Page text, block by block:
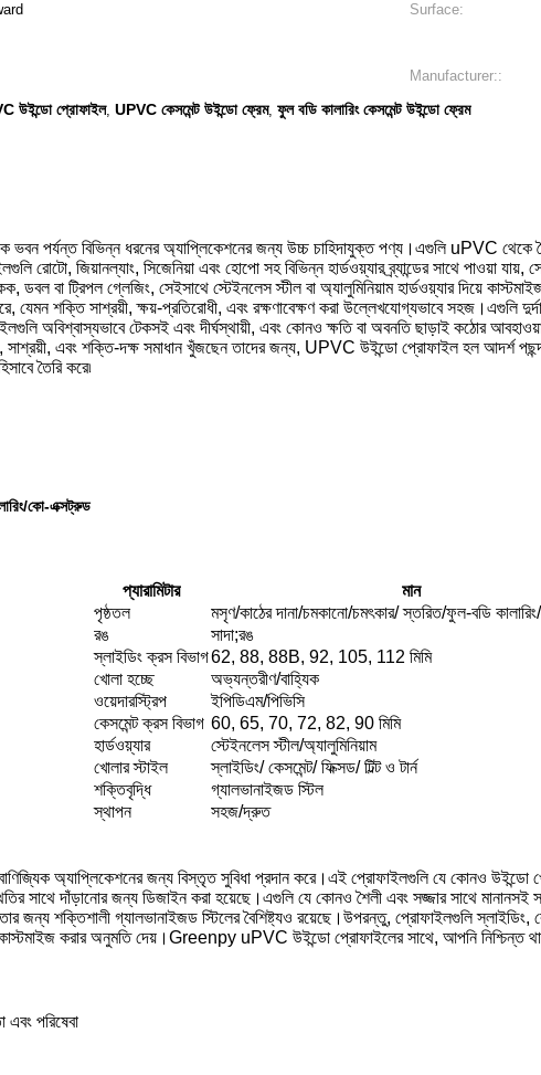
Surface:
Manufacturer::
উইন্ডো প্রোফাইল, UPVC কেসমেন্ট উইন্ডো ফ্রেম, ফুল বডি কালারিং কেসমেন্ট উইন্ডো ফ্রেম
পর্যন্ত বিভিন্ন ধরনের অ্যাপ্লিকেশনের জন্য উচ্চ চাহিদাযুক্ত পণ্য।এগুলি uPVC থেকে
জিয়ানল্যাং, সিজেনিয়া এবং হোপো সহ বিভিন্ন হার্ডওয়্যার ব্র্যান্ডের সাথে পাওয়া
ট্রিপল গ্লেজিং, সেইসাথে স্টেইনলেস স্টীল বা অ্যালুমিনিয়াম হার্ডওয়্যার দিয়ে
যেমন শক্তি সাশ্রয়ী, ক্ষয়-প্রতিরোধী, এবং রক্ষণাবেক্ষণ করা উল্লেখযোগ্যভাবে সহজ।এগুলি
অবিশ্বাস্যভাবে টেকসই এবং দীর্ঘস্থায়ী, এবং কোনও ক্ষতি বা অবনতি ছাড়াই কঠোর
সাশ্রয়ী, এবং শক্তি-দক্ষ সমাধান খুঁজছেন তাদের জন্য, UPVC উইন্ডো প্রোফাইল হল আদর্শ
তৈরি করে৷
কো-এক্সট্রুড
প্যারামিটার
মান
পৃষ্ঠতল
মসৃণ/কাঠের দানা/চমকানো/চমৎকার/ স্তরিত/ফুল-বডি
রঙ
সাদা;রঙ
স্লাইডিং ক্রস বিভাগ62, 88, 88B, 92, 105, 112 মিমি
খোলা হচ্ছে
অভ্যন্তরীণ/বাহ্যিক
ওয়েদারস্ট্রিপ
ইপিডিএম/পিভিসি
কেসমেন্ট ক্রস বিভাগ 60, 65, 70, 72, 82, 90 মিমি
হার্ডওয়্যার
স্টেইনলেস স্টীল/অ্যালুমিনিয়াম
খোলার স্টাইল
স্লাইডিং/ কেসমেন্ট/ ফিক্সড/ টিল্ট ও টার্ন
শক্তিবৃদ্ধি
গ্যালভানাইজড স্টিল
স্থাপন
সহজ/দ্রুত
অ্যাপ্লিকেশনের জন্য বিস্তৃত সুবিধা প্রদান করে।এই প্রোফাইলগুলি যে কোনও উইন্ডো
সাথে দাঁড়ানোর জন্য ডিজাইন করা হয়েছে।এগুলি যে কোনও শৈলী এবং সজ্জার সাথে
জন্য শক্তিশালী গ্যালভানাইজড স্টিলের বৈশিষ্ট্যও রয়েছে।উপরন্তু, প্রোফাইলগুলি স্লাইডিং,
করার অনুমতি দেয়।Greenpy uPVC উইন্ডো প্রোফাইলের সাথে, আপনি নিশ্চিন্ত
পরিষেবা